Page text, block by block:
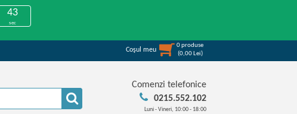
42
sec
Coşul meu
0produse
(0,00 Lei)
Comenzi telefonice
0215.552.102
Luni - Vineri, 10:00 - 18:00